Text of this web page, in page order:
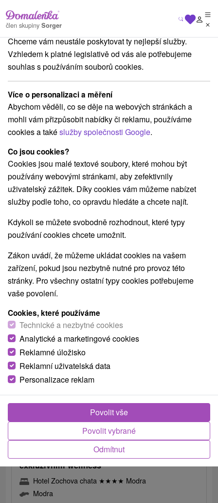
člen skupiny Sorger
Pobyty na Slovensku Letní pobyty Bratislavský kraj
Letní pobyty Bratislavský kraj
Kategorie
Všechny kategorie
Pobyty v akci(1)
Wellness pobyty(2) Víkendové pobyty(2)
Rodinné pobyty(1)
Vyberte lokalitu nebo termín
Nejprodávanější
Obce a města
Senec (1) Modra (1)
VŠECHNY
TIP
od1 984,22Kč
Lesní únik pro tělo i mysl: Odpočinek v
exkluzivním wellness
Hotel Zochova chata ★★★★ Modra
Modra
Na vašem soukromí nám záleží
Chceme vám neustále poskytovat ty nejlepší služby.
Vzhledem k platné legislativě od vás ale potřebujeme
souhlas s používáním souborů cookies.
Více o personalizaci a měření
Abychom věděli, co se děje na webových stránkách a
mohli vám přizpůsobit nabídky či reklamu, používáme
cookies a takéslužby společnosti Google.
Co jsou cookies?
Cookies jsou malé textové soubory, které mohou být
používány webovými stránkami, aby zefektivnily
uživatelský zážitek. Díky cookies vám můžeme nabízet
služby podle toho, co opravdu hledáte a chcete najít.
Kdykoli se můžete svobodně rozhodnout, které typy
používání cookies chcete umožnit.
Zákon uvádí, že můžeme ukládat cookies na vašem
zařízení, pokud jsou nezbytně nutné pro provoz této
stránky. Pro všechny ostatní typy cookies potřebujeme
vaše povolení.
Cookies, které používáme
Technické a nezbytné cookies
Analytické a marketingové cookies
Reklamné úložisko
Reklamní uživatelská data
Personalizace reklam
Odmítnut
Povolit vybrané
Povolit vše